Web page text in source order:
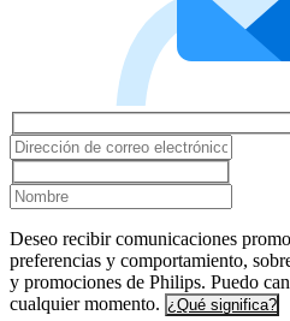
Deseo recibir comunicaciones
preferencias y comportamiento,
y promociones de Philips. Puedo
cualquier momento. ¿Qué significa?